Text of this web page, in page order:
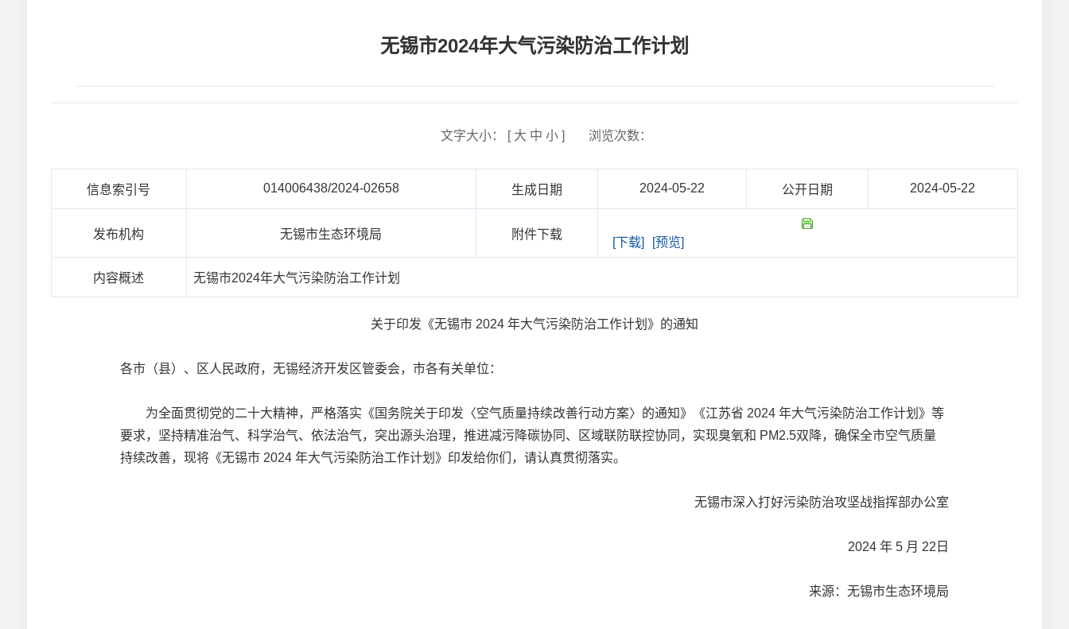
无锡市2024年大气污染防治工作计划
文字大小： [ 大 中 小] 浏览次数：
信息索引号 014006438/2024-02658 生成日期 2024-05-22 公开日期 2024-05-22
发布机构 无锡市生态环境局 附件下载
[下载] [预览]
内容概述 无锡市2024年大气污染防治工作计划
关于印发《无锡市 2024 年大气污染防治工作计划》的通知
各市（县）、区人民政府，无锡经济开发区管委会，市各有关单位：
为全面贯彻党的二十大精神，严格落实《国务院关于印发〈空气质量持续改善行动方案〉的通知》《江苏省 2024 年大气污染防治工作计划》等
要求，坚持精准治气、科学治气、依法治气，突出源头治理，推进减污降碳协同、区域联防联控协同，实现臭氧和 PM2.5双降，确保全市空气质量
持续改善，现将《无锡市 2024 年大气污染防治工作计划》印发给你们，请认真贯彻落实。
无锡市深入打好污染防治攻坚战指挥部办公室
2024 年 5 月 22日
来源：无锡市生态环境局